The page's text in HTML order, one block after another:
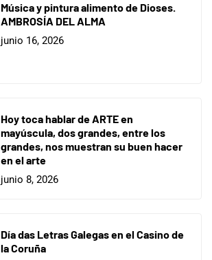
Música y pintura alimento de Dioses.
AMBROSÍA DEL ALMA
junio 16, 2026
Hoy toca hablar de ARTE en
mayúscula, dos grandes, entre los
grandes, nos muestran su buen hacer
en el arte
junio 8, 2026
Día das Letras Galegas en el Casino de
la Coruña